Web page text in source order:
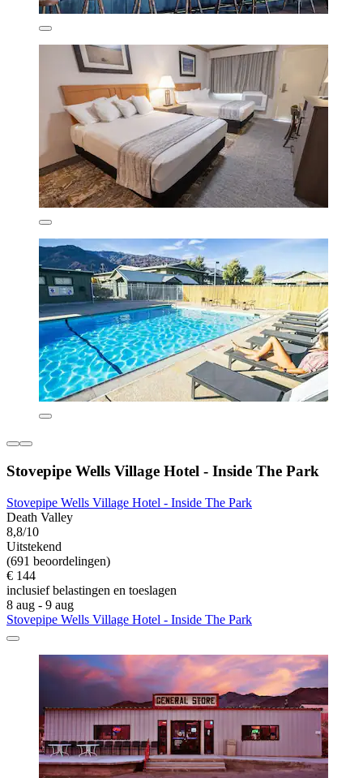
Stovepipe Wells Village Hotel - Inside The Park
Stovepipe Wells Village Hotel - Inside The Park
Death Valley
8,8/10
Uitstekend
(691 beoordelingen)
€ 144
inclusief belastingen en toeslagen
8 aug - 9 aug
Stovepipe Wells Village Hotel - Inside The Park